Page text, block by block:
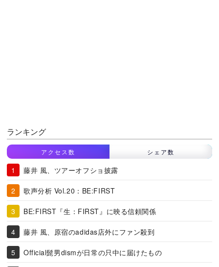
ランキング
アクセス数 シェア数
藤井 風、ツアーオフショ披露
歌声分析 Vol.20：BE:FIRST
BE:FIRST『生：FIRST』に映る信頼関係
藤井 風、原宿のadidas店外にファン殺到
Official髭男dismが日常の只中に届けたもの